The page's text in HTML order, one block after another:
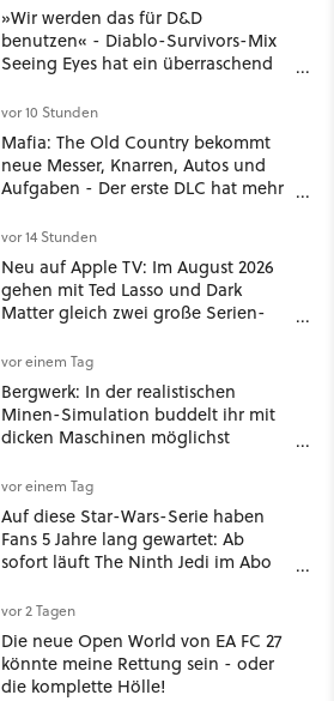
»Wir werden das für D&D
benutzen« - Diablo-Survivors-Mix
Seeing Eyes hat ein überraschend
vor 10 Stunden
Mafia: The Old Country bekommt
neue Messer, Knarren, Autos und
Aufgaben - Der erste DLC hat mehr
vor 14 Stunden
Neu auf Apple TV: Im August 2026
gehen mit Ted Lasso und Dark
Matter gleich zwei große Serien-
vor einem Tag
Bergwerk: In der realistischen
Minen-Simulation buddelt ihr mit
dicken Maschinen möglichst
vor einem Tag
Auf diese Star-Wars-Serie haben
Fans 5 Jahre lang gewartet: Ab
sofort läuft The Ninth Jedi im Abo
vor 2 Tagen
Die neue Open World von EA FC 27
könnte meine Rettung sein - oder
die komplette Hölle!